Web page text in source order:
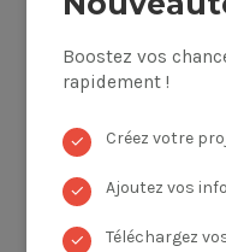
Boostez vos
rapidement !
✓ Créez votre
✓ Ajoutez vos
✓ Téléchargez